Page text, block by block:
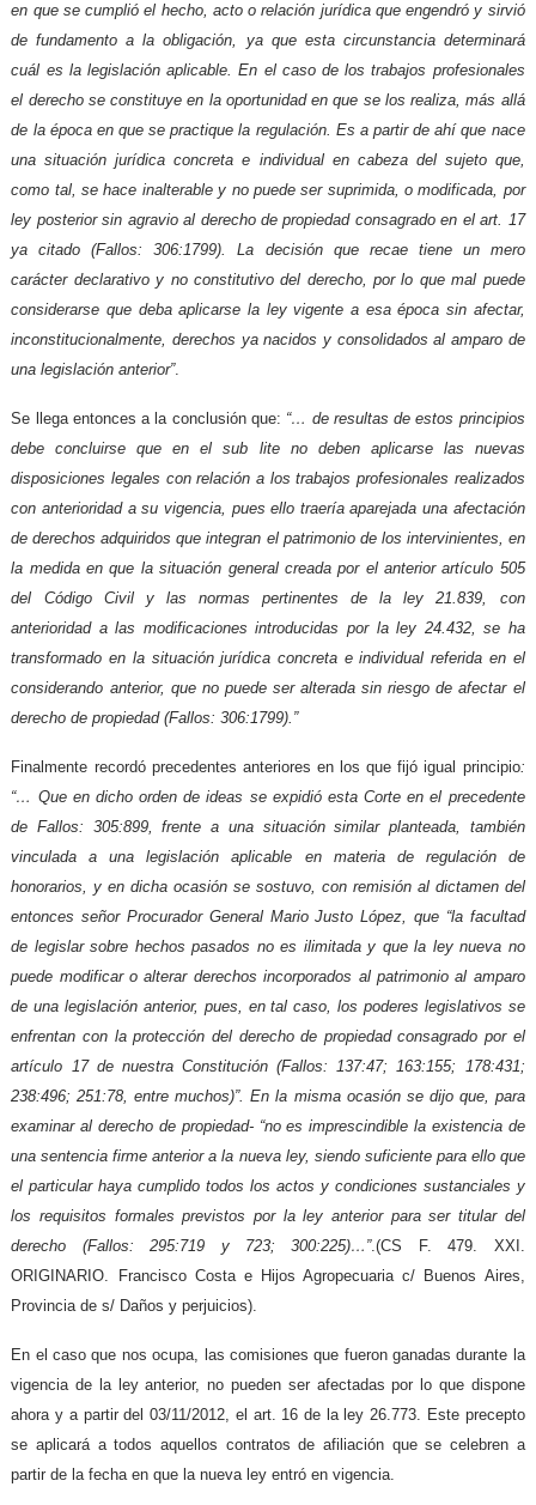
en que se cumplió el hecho, acto o relación jurídica que engendró y sirvió
de fundamento a la obligación, ya que esta circunstancia determinará
cuál es la legislación aplicable. En el caso de los trabajos profesionales
el derecho se constituye en la oportunidad en que se los realiza, más allá
de la época en que se practique la regulación. Es a partir de ahí que nace
una situación jurídica concreta e individual en cabeza del sujeto que,
como tal, se hace inalterable y no puede ser suprimida, o modificada, por
ley posterior sin agravio al derecho de propiedad consagrado en el art. 17
ya citado (Fallos: 306:1799). La decisión que recae tiene un mero
carácter declarativo y no constitutivo del derecho, por lo que mal puede
considerarse que deba aplicarse la ley vigente a esa época sin afectar,
inconstitucionalmente, derechos ya nacidos y consolidados al amparo de
una legislación anterior”.
Se llega entonces a la conclusión que: “… de resultas de estos principios
debe concluirse que en el sub lite no deben aplicarse las nuevas
disposiciones legales con relación a los trabajos profesionales realizados
con anterioridad a su vigencia, pues ello traería aparejada una afectación
de derechos adquiridos que integran el patrimonio de los intervinientes, en
la medida en que la situación general creada por el anterior artículo 505
del Código Civil y las normas pertinentes de la ley 21.839, con
anterioridad a las modificaciones introducidas por la ley 24.432, se ha
transformado en la situación jurídica concreta e individual referida en el
considerando anterior, que no puede ser alterada sin riesgo de afectar el
derecho de propiedad (Fallos: 306:1799).”
Finalmente recordó precedentes anteriores en los que fijó igual principio:
“… Que en dicho orden de ideas se expidió esta Corte en el precedente
de Fallos: 305:899, frente a una situación similar planteada, también
vinculada a una legislación aplicable en materia de regulación de
honorarios, y en dicha ocasión se sostuvo, con remisión al dictamen del
entonces señor Procurador General Mario Justo López, que “la facultad
de legislar sobre hechos pasados no es ilimitada y que la ley nueva no
puede modificar o alterar derechos incorporados al patrimonio al amparo
de una legislación anterior, pues, en tal caso, los poderes legislativos se
enfrentan con la protección del derecho de propiedad consagrado por el
artículo 17 de nuestra Constitución (Fallos: 137:47; 163:155; 178:431;
238:496; 251:78, entre muchos)”. En la misma ocasión se dijo que, para
examinar al derecho de propiedad- “no es imprescindible la existencia de
una sentencia firme anterior a la nueva ley, siendo suficiente para ello que
el particular haya cumplido todos los actos y condiciones sustanciales y
los requisitos formales previstos por la ley anterior para ser titular del
derecho (Fallos: 295:719 y 723; 300:225)…”.(CS F. 479. XXI.
ORIGINARIO. Francisco Costa e Hijos Agropecuaria c/ Buenos Aires,
Provincia de s/ Daños y perjuicios).
En el caso que nos ocupa, las comisiones que fueron ganadas durante la
vigencia de la ley anterior, no pueden ser afectadas por lo que dispone
ahora y a partir del 03/11/2012, el art. 16 de la ley 26.773. Este precepto
se aplicará a todos aquellos contratos de afiliación que se celebren a
partir de la fecha en que la nueva ley entró en vigencia.